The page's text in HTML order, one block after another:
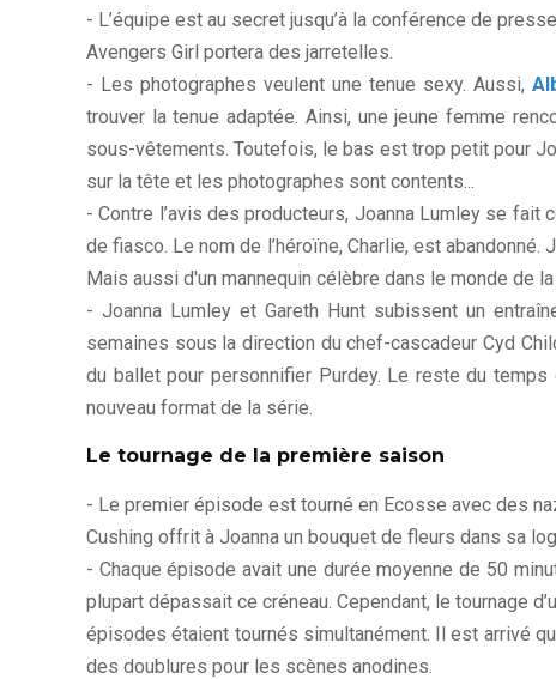
- L’équipe est au secret jusqu’à la conférence de
Avengers Girl portera des jarretelles.
- Les photographes veulent une tenue sexy. Aussi,
trouver la tenue adaptée. Ainsi, une jeune femme
sous-vêtements. Toutefois, le bas est trop petit pour
sur la tête et les photographes sont contents...
- Contre l’avis des producteurs, Joanna Lumley se fait
de fiasco. Le nom de l’héroïne, Charlie, est
Mais aussi d'un mannequin célèbre dans le monde de la
- Joanna Lumley et Gareth Hunt subissent un
semaines sous la direction du chef-cascadeur Cyd
du ballet pour personnifier Purdey. Le reste du
nouveau format de la série.
Le tournage de la première saison
- Le premier épisode est tourné en Ecosse avec des
Cushing offrit à Joanna un bouquet de fleurs dans sa
- Chaque épisode avait une durée moyenne de 50
plupart dépassait ce créneau. Cependant, le tournage
épisodes étaient tournés simultanément. Il est arrivé
des doublures pour les scènes anodines.